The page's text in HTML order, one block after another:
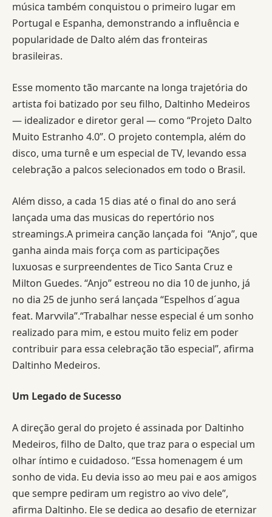
música também conquistou o primeiro lugar em
Portugal e Espanha, demonstrando a influência e
popularidade de Dalto além das fronteiras
brasileiras.
Esse momento tão marcante na longa trajetória do
artista foi batizado por seu filho, Daltinho Medeiros
— idealizador e diretor geral — como “Projeto Dalto
Muito Estranho 4.0”. O projeto contempla, além do
disco, uma turnê e um especial de TV, levando essa
celebração a palcos selecionados em todo o Brasil.
Além disso, a cada 15 dias até o final do ano será
lançada uma das musicas do repertório nos
streamings.A primeira canção lançada foi “Anjo”, que
ganha ainda mais força com as participações
luxuosas e surpreendentes de Tico Santa Cruz e
Milton Guedes. “Anjo” estreou no dia 10 de junho, já
no dia 25 de junho será lançada “Espelhos d´agua
feat. Marvvila”.“Trabalhar nesse especial é um sonho
realizado para mim, e estou muito feliz em poder
contribuir para essa celebração tão especial”, afirma
Daltinho Medeiros.
Um Legado de Sucesso
A direção geral do projeto é assinada por Daltinho
Medeiros, filho de Dalto, que traz para o especial um
olhar íntimo e cuidadoso. “Essa homenagem é um
sonho de vida. Eu devia isso ao meu pai e aos amigos
que sempre pediram um registro ao vivo dele”,
afirma Daltinho. Ele se dedica ao desafio de eternizar